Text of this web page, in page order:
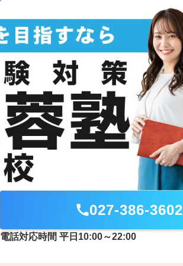
027-386-3602
電話対応時間 平日10:00～22:00